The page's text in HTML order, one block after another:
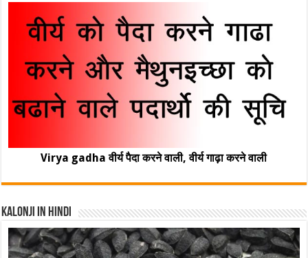
Virya gadha वीर्य पैदा करने वाली, वीर्य गाढ़ा करने वाली
Kalonji In Hindi